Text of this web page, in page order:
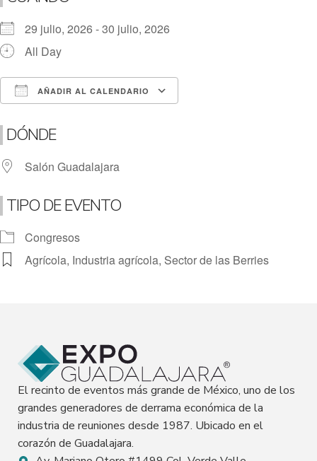
29 julio, 2026 - 30 julio, 2026
All Day
AÑADIR AL CALENDARIO
DÓNDE
Salón Guadalajara
TIPO DE EVENTO
Congresos
Agrícola, Industria agrícola, Sector de las Berries
El recinto de eventos más grande de México, uno de los
grandes generadores de derrama económica de la
industria de reuniones desde 1987. Ubicado en el
corazón de Guadalajara.